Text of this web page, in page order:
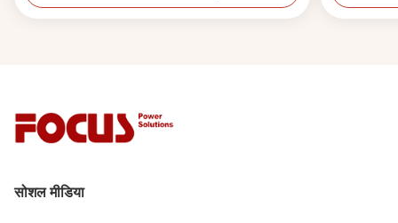
सोशल मीडिया